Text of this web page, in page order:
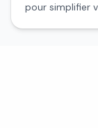
pour simplifier